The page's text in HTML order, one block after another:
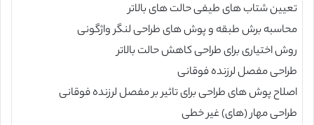
تعیین شتاب های طیفی حالت های بالاتر
محاسبه برش طبقه و پوش های طراحی لنگر واژگونی
روش اختیاری برای طراحی کاهش حالت بالاتر
طراحی مفصل لرزنده فوقانی
اصلاح پوش های طراحی برای تاثیر بر مفصل لرزنده فوقانی
طراحی مهار (های) غیر خطی